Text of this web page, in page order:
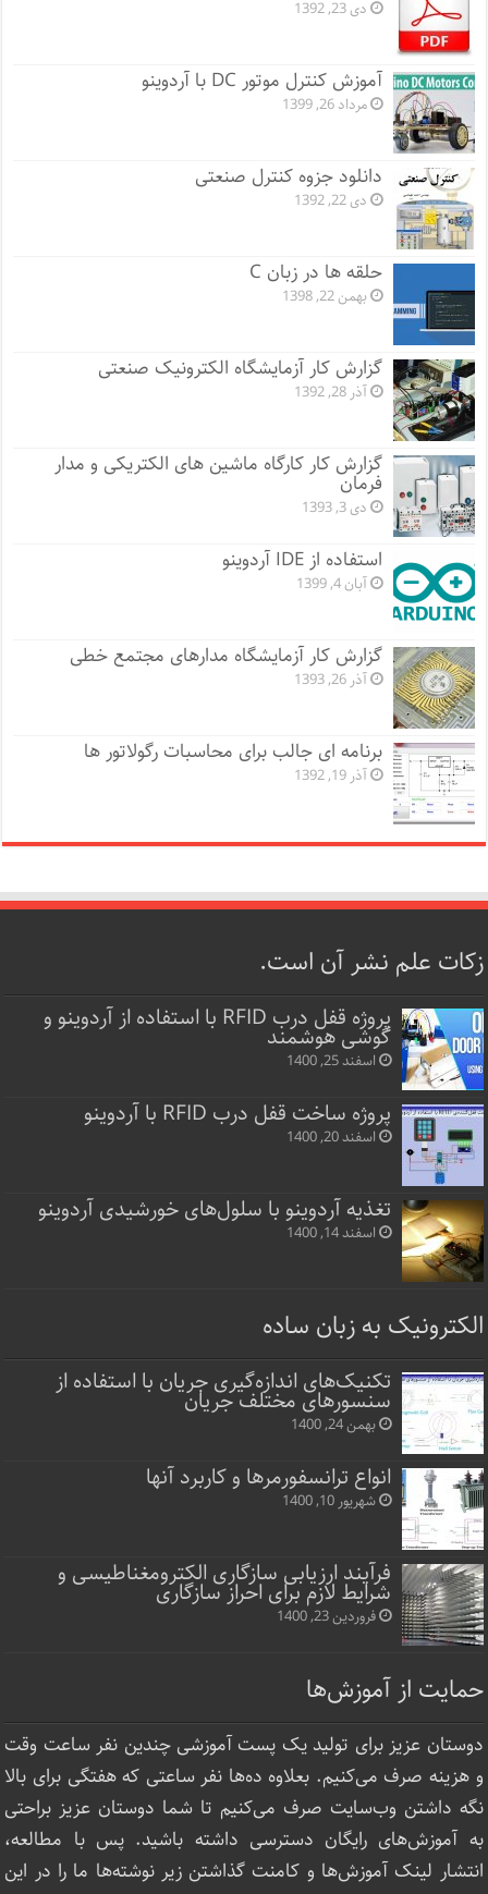
دی 23, 1392
آموزش کنترل موتور DC با آردوینو
مرداد 26, 1399
دانلود جزوه کنترل صنعتی
دی 22, 1392
حلقه ها در زبان C
بهمن 22, 1398
گزارش کار آزمایشگاه الکترونیک صنعتی
آذر 28, 1392
گزارش کار کارگاه ماشین های الکتریکی و مدار
فرمان
دی 3, 1393
استفاده از IDE آردوینو
آبان 4, 1399
گزارش کار آزمایشگاه مدارهای مجتمع خطی
آذر 26, 1393
برنامه ای جالب برای محاسبات رگولاتور ها
آذر 19, 1392
زکات علم نشر آن است.
پروژه قفل‌ درب RFID با استفاده از آردوینو و
گوشی هوشمند
اسفند 25, 1400
پروژه ساخت قفل‌ درب RFID با آردوینو
اسفند 20, 1400
تغذیه آردوینو با سلول‌های خورشیدی آردوینو
اسفند 14, 1400
الکترونیک به زبان ساده
تکنیک‌های اندازه‌گیری جریان با استفاده از
سنسورهای مختلف جریان
بهمن 24, 1400
انواع ترانسفورمرها و کاربرد آنها
شهریور 10, 1400
فرآیند ارزیابی سازگاری الکترومغناطیسی و
شرایط لازم برای احراز سازگاری
فروردین 23, 1400
حمایت از آموزش‌ها
دوستان عزیز برای تولید یک پست آموزشی چندین نفر ساعت‌ وقت
و هزینه صرف می‌کنیم. بعلاوه ده‌ها نفر ساعتی که هفتگی برای بالا
نگه داشتن وب‌سایت صرف ‌می‌کنیم تا شما دوستان عزیز براحتی
به آموزش‌های رایگان دسترسی داشته باشید. پس با مطالعه،
انتشار لینک‌ آموزش‌ها و کامنت گذاشتن زیر نوشته‌‌ها ما را در این